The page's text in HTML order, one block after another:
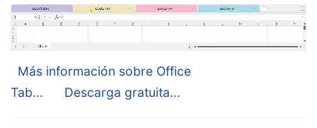
Más información sobre Office
Tab...
Descarga gratuita...